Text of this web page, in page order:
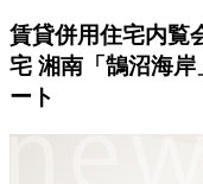
賃貸併用住宅内覧
宅 湘南「鵠沼海
ート